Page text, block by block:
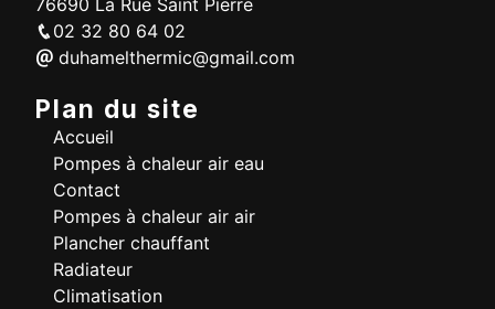
02 32 80 64 02
duhamelthermic@gmail.com
Plan du site
Accueil
Pompes à chaleur air eau
Contact
Pompes à chaleur air air
Plancher chauffant
Radiateur
Climatisation